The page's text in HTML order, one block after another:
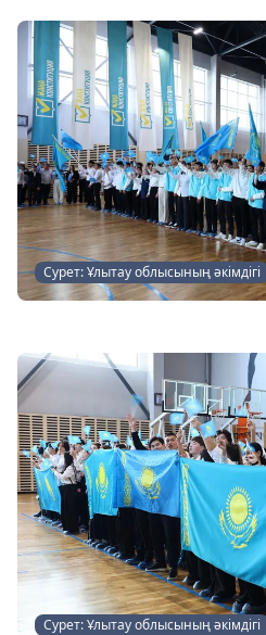
Сурет: Ұлытау облысының әкімдігі
Сурет: Ұлытау облысының әкімдігі